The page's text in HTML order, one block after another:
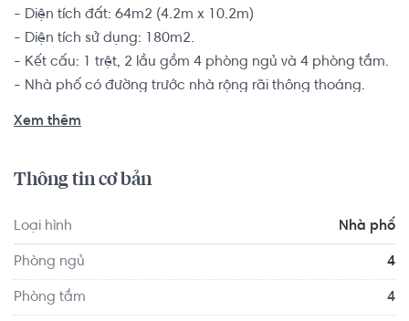
- Diện tích đất: 64m2 (4.2m x 10.2m)
- Diện tích sử dụng: 180m2.
- Kết cấu: 1 trệt, 2 lầu gồm 4 phòng ngủ và 4 phòng tắm.
- Nhà phố có đường trước nhà rộng rãi thông thoáng.
Khu trung tâm Quận Bình Tân với đầy đủ tiện ích trong
quận, Trung tâm thể dục thể thao quận ), kế bên Vinmart
& Bách hoá xanh, đi Metro Bình Phú Q6 tầm 5 phút, trung
Xem thêm
Thông tin cơ bản
Loại hình Nhà phố
Phòng ngủ 4
Phòng tắm 4